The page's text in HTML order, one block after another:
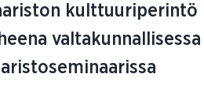
kulttuuriperintö
valtakunnallisessa